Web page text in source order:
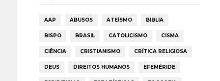
AAP ABUSOS ATEÍSMO BIBLIA
BISPO BRASIL CATOLICISMO CISMA
CIÊNCIA CRISTIANISMO CRÍTICA RELIGIOSA
DEUS DIREITOS HUMANOS EFEMÉRIDE